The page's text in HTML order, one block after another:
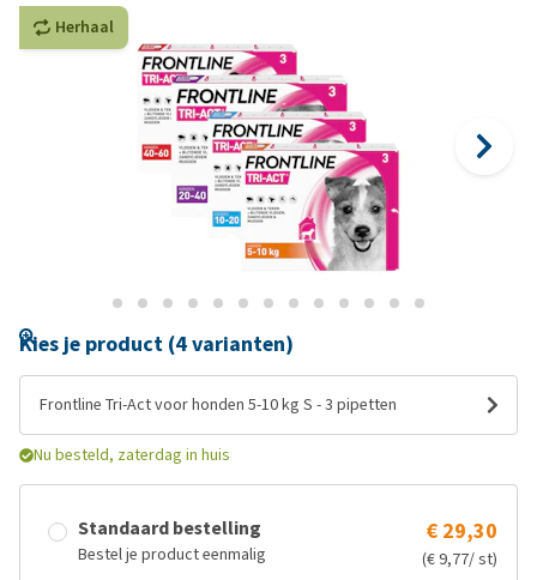
Herhaal
Kies je product (4 varianten)
Frontline Tri-Act voor honden 5-10 kg S - 3 pipetten
Nu besteld, zaterdag in huis
Standaard bestelling
Bestel je product eenmalig
€ 29,30
(€ 9,77/ st)